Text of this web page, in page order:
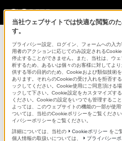
ポータブルオーディオプレ
ン
NW-S740Kシリーズ
“ウォークマン” Sシリーズ［メモリータイプ］
商品の特長 | デザイン
当社ウェブサイトでは快適な閲覧の
す。
プライバシー設定、ログイン、フォームへの入
用者のアクションに応じてのみ設定される
停止することができません。また、当社は、ウ
析するため、あるいは個々のお客様に対してよ
供する等の目的のため、Cookieおよび類似技術
あります。それらのCookieの受け入れを拒否す
ックしてください。Cookie使用にご同意頂ける
ックして下さい。Cookie設定をカスタマイズす
ください。Cookieの設定をいつでも管理するこ
よっては、このウェブサイトの機能の一部が使
ついては、当社のCookieポリシーをご覧くださ
イバシーポリシーをご覧ください。
詳細については、当社の
Cookieポリシー をご
個人情報の取扱いについては、
プライバシー